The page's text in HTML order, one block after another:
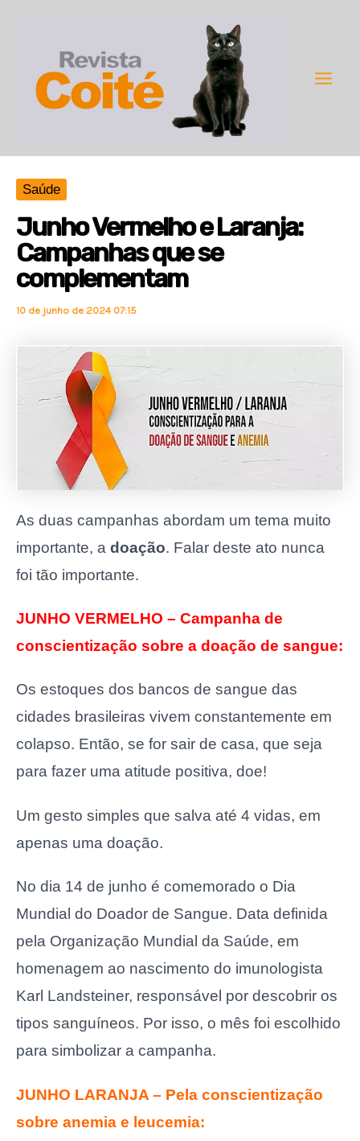
conteúdo
Saúde
Junho Vermelho e Laranja:
Campanhas que se
complementam
10 de junho de 2024 07:15
As duas campanhas abordam um tema muito
importante, a doação. Falar deste ato nunca
foi tão importante.
JUNHO VERMELHO – Campanha de
conscientização sobre a doação de sangue:
Os estoques dos bancos de sangue das
cidades brasileiras vivem constantemente em
colapso. Então, se for sair de casa, que seja
para fazer uma atitude positiva, doe!
Um gesto simples que salva até 4 vidas, em
apenas uma doação.
No dia 14 de junho é comemorado o Dia
Mundial do Doador de Sangue. Data definida
pela Organização Mundial da Saúde, em
homenagem ao nascimento do imunologista
Karl Landsteiner, responsável por descobrir os
tipos sanguíneos. Por isso, o mês foi escolhido
para simbolizar a campanha.
JUNHO LARANJA – Pela conscientização
sobre anemia e leucemia: